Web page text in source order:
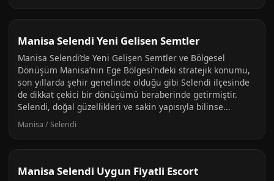
Manisa Selendi Yeni Gelisen Semtler
Manisa Selendi’de Yeni Gelişen Semtler ve Bölgesel
Dönüşüm Manisa’nın Ege Bölgesi’ndeki stratejik konumu,
son yıllarda şehir genelinde olduğu gibi Selendi ilçesinde
de dikkat çekici bir dönüşümü beraberinde getirmiştir.
Selendi, doğal güzellikleri ve sakin yapısıyla bilinse...
Manisa / Selendi
Manisa Selendi Uygun Fiyatli Escort